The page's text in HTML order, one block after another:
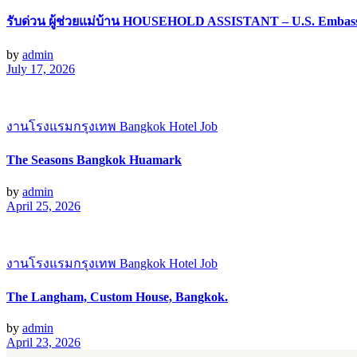
รับด่วน ผู้ช่วยแม่บ้าน HOUSEHOLD ASSISTANT – U.S.
by admin
July 17, 2026
งานโรงแรมกรุงเทพ Bangkok Hotel Job
The Seasons Bangkok Huamark
by admin
April 25, 2026
งานโรงแรมกรุงเทพ Bangkok Hotel Job
The Langham, Custom House, Bangkok.
by admin
April 23, 2026